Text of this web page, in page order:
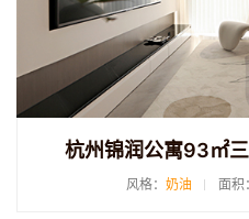
杭州锦润公寓93㎡
风格： 奶油 面积：